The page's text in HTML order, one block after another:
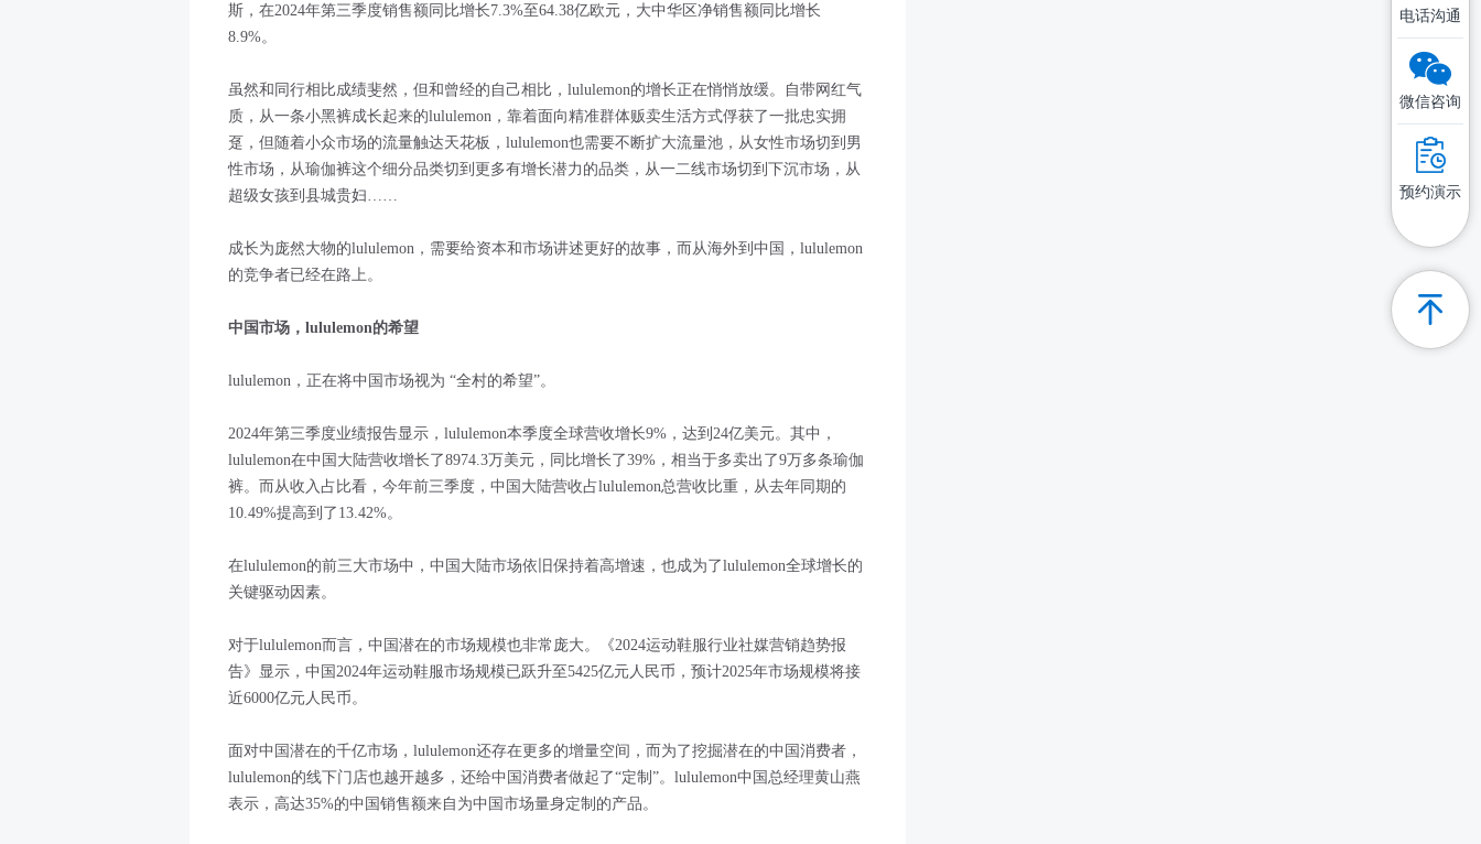
斯，在2024年第三季度销售额同比增长7.3%至64.38亿欧元，大中华区净销售额同比增长
8.9%。
虽然和同行相比成绩斐然，但和曾经的自己相比，lululemon的增长正在悄悄放缓。自带网红气
质，从一条小黑裤成长起来的lululemon，靠着面向精准群体贩卖生活方式俘获了一批忠实拥
趸，但随着小众市场的流量触达天花板，lululemon也需要不断扩大流量池，从女性市场切到男
性市场，从瑜伽裤这个细分品类切到更多有增长潜力的品类，从一二线市场切到下沉市场，从
超级女孩到县城贵妇……
成长为庞然大物的lululemon，需要给资本和市场讲述更好的故事，而从海外到中国，lululemon
的竞争者已经在路上。
中国市场，lululemon的希望
lululemon，正在将中国市场视为 “全村的希望”。
2024年第三季度业绩报告显示，lululemon本季度全球营收增长9%，达到24亿美元。其中，
lululemon在中国大陆营收增长了8974.3万美元，同比增长了39%，相当于多卖出了9万多条瑜伽
裤。而从收入占比看，今年前三季度，中国大陆营收占lululemon总营收比重，从去年同期的
10.49%提高到了13.42%。
在lululemon的前三大市场中，中国大陆市场依旧保持着高增速，也成为了lululemon全球增长的
关键驱动因素。
对于lululemon而言，中国潜在的市场规模也非常庞大。《2024运动鞋服行业社媒营销趋势报
告》显示，中国2024年运动鞋服市场规模已跃升至5425亿元人民币，预计2025年市场规模将接
近6000亿元人民币。
面对中国潜在的千亿市场，lululemon还存在更多的增量空间，而为了挖掘潜在的中国消费者，
lululemon的线下门店也越开越多，还给中国消费者做起了“定制”。lululemon中国总经理黄山燕
表示，高达35%的中国销售额来自为中国市场量身定制的产品。
电话沟通
微信咨询
预约演示